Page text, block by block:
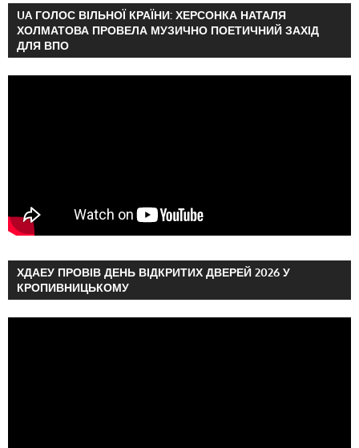
UA ГОЛОС ВІЛЬНОЇ КРАЇНИ: ХЕРСОНКА НАТАЛЯ
ХОЛМАТОВА ПРОВЕЛА МУЗИЧНО ПОЕТИЧНИЙ ЗАХІД
ДЛЯ ВПО
ХДАЕУ ПРОВІВ ДЕНЬ ВІДКРИТИХ ДВЕРЕЙ 2026 У
КРОПИВНИЦЬКОМУ